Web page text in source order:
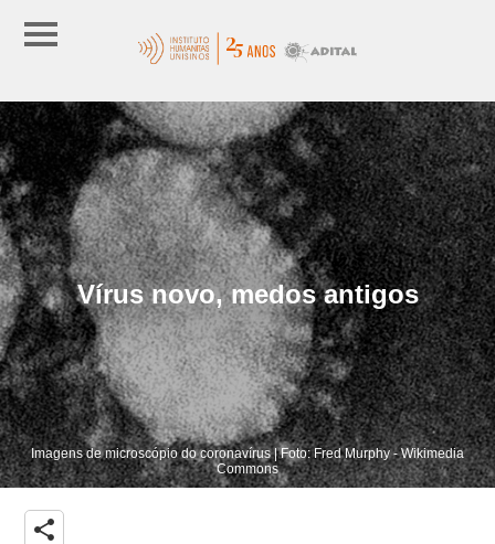
Vírus novo, medos antigos
Imagens de microscópio do coronavírus | Foto: Fred Murphy - Wikimedia
Commons
share